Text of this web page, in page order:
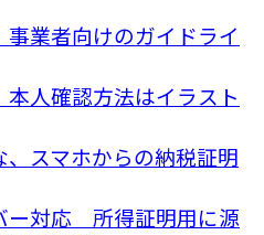
業者向けのガイドライ
人確認方法はイラスト
スマホからの納税証明
ー対応 所得証明用に源